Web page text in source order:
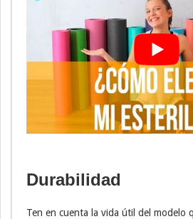
Durabilidad
Ten en cuenta la vida útil del modelo